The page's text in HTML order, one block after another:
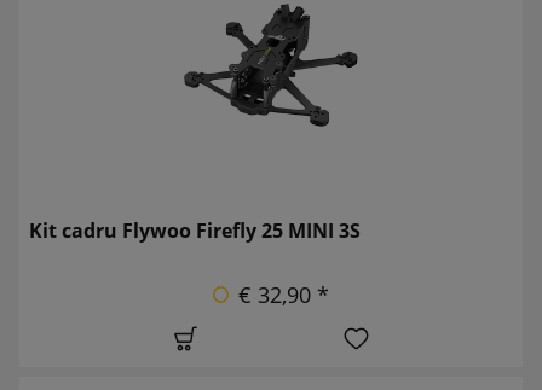
Kit cadru Flywoo Firefly 25 MINI 3S
€ 32,90 *